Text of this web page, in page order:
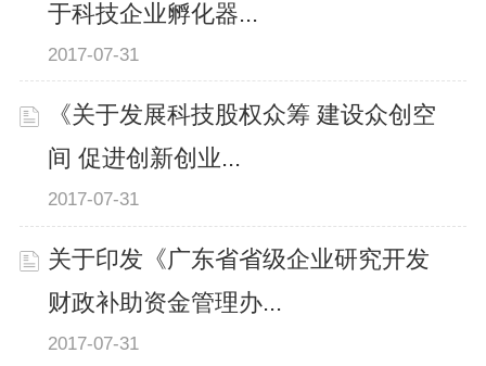
于科技企业孵化器...
2017-07-31
《关于发展科技股权众筹 建设众创空
间 促进创新创业...
2017-07-31
关于印发《广东省省级企业研究开发
财政补助资金管理办...
2017-07-31